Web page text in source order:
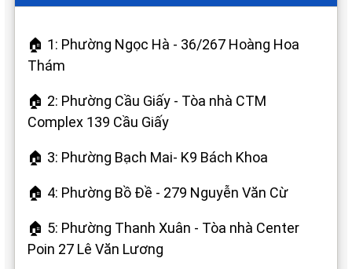
🏠 1: Phường Ngọc Hà - 36/267 Hoàng Hoa
Thám
🏠 2: Phường Cầu Giấy - Tòa nhà CTM
Complex 139 Cầu Giấy
🏠 3: Phường Bạch Mai- K9 Bách Khoa
🏠 4: Phường Bồ Đề - 279 Nguyễn Văn Cừ
🏠 5: Phường Thanh Xuân - Tòa nhà Center
Poin 27 Lê Văn Lương